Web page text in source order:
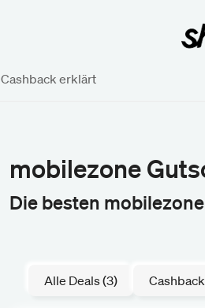
Cashback erklärt
mobilezone
Die besten
Alle Deals (3)